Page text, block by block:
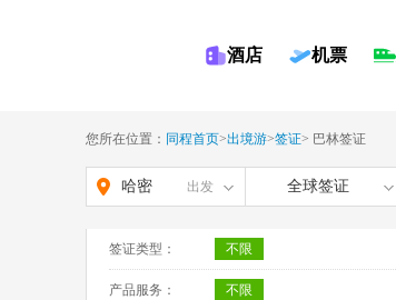
酒店 机票
您所在位置： 同程首页>出境游>签证> 巴林签证
哈密 出发 全球签证
签证类型： 不限
产品服务： 不限